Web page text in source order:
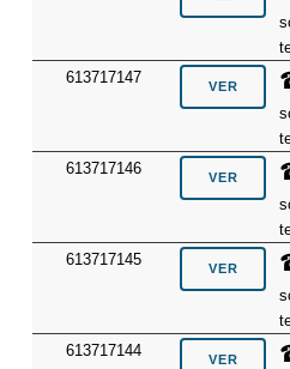
613717147
613717146
613717145
613717144